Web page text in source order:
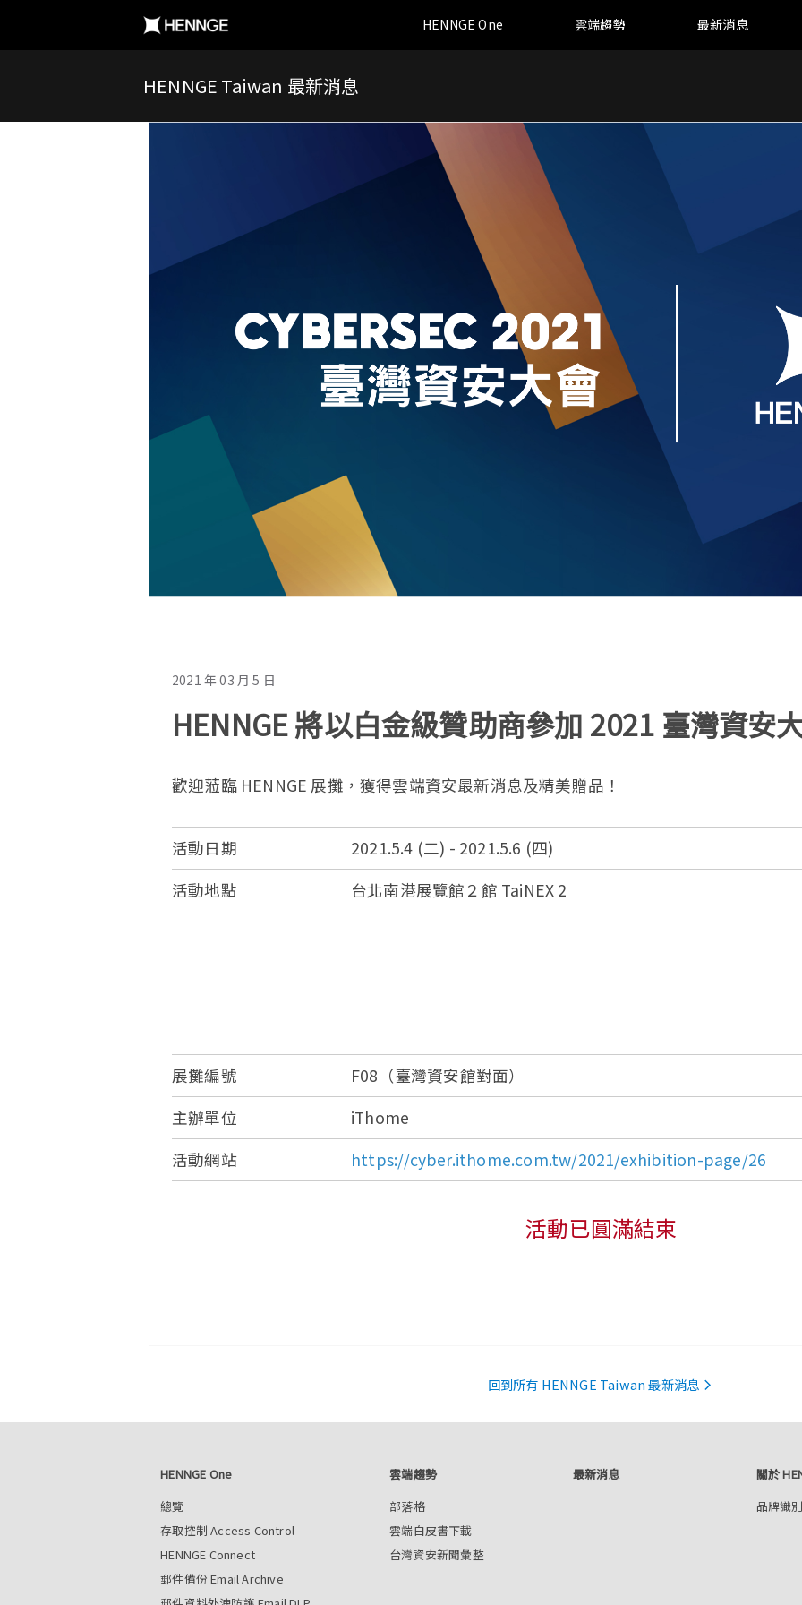
HENNGE One
存取控制 Access Control
HENNGE Connect
郵件備份 Email Archive
郵件資料外洩防護 Email DLP
雲端硬碟資料外洩防護 File DLP
雲端收件匣防護 Cloud Protection
雲端趨勢
雲端白皮書下載
台灣資安新聞彙整
最新消息
HENNGE Taiwan 最新消息
2021 年 03 月 5 日
HENNGE 將以白金級贊助商參加 2021 臺灣資安
歡迎蒞臨 HENNGE 展攤，獲得雲端資安最新消息及精美贈品！
活動日期
2021.5.4 (二) - 2021.5.6 (四)
活動地點
台北南港展覽館２館 TaiNEX 2
展攤編號
F08（臺灣資安館對面）
主辦單位
iThome
活動網站
https://cyber.ithome.com.tw/2021/exhibition-page/26
活動已圓滿結束
回到所有 HENNGE Taiwan 最新消息
HENNGE One
總覽
存取控制 Access Control
HENNGE Connect
郵件備份 Email Archive
雲端趨勢
部落格
雲端白皮書下載
台灣資安新聞彙整
最新消息
關於
品牌識